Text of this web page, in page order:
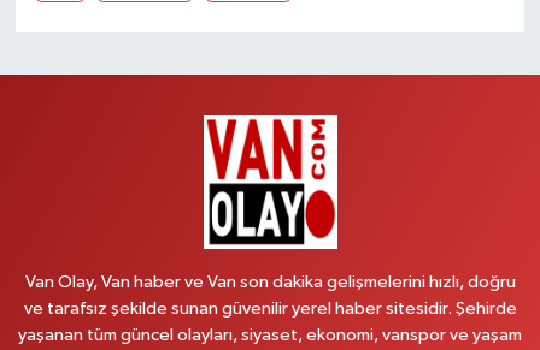
Van Olay, Van haber ve Van son dakika gelişmelerini hızlı, doğru
ve tarafsız şekilde sunan güvenilir yerel haber sitesidir. Şehirde
yaşanan tüm güncel olayları, siyaset, ekonomi, vanspor ve yaşam